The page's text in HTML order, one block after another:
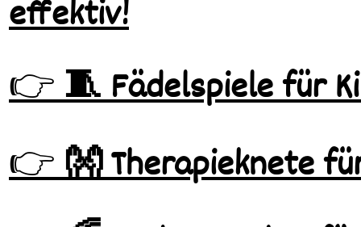
effektiv!
👉🧵 Fädelspiele für
👉👐 Therapieknete